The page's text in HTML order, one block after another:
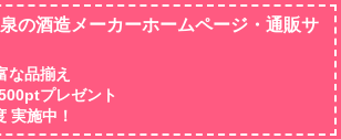
の酒造メーカーホームページ・通販サ
な品揃え
プレゼント
実施中！